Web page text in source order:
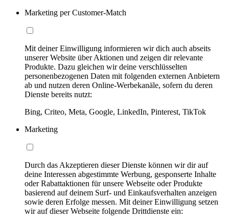
Marketing per Customer-Match
Mit deiner Einwilligung informieren wir dich auch abseits
unserer Website über Aktionen und zeigen dir relevante
Produkte. Dazu gleichen wir deine verschlüsselten
personenbezogenen Daten mit folgenden externen Anbietern
ab und nutzen deren Online-Werbekanäle, sofern du deren
Dienste bereits nutzt:
Bing, Criteo, Meta, Google, LinkedIn, Pinterest, TikTok
Marketing
Durch das Akzeptieren dieser Dienste können wir dir auf
deine Interessen abgestimmte Werbung, gesponserte Inhalte
oder Rabattaktionen für unsere Webseite oder Produkte
basierend auf deinem Surf- und Einkaufsverhalten anzeigen
sowie deren Erfolge messen. Mit deiner Einwilligung setzen
wir auf dieser Webseite folgende Drittdienste ein: